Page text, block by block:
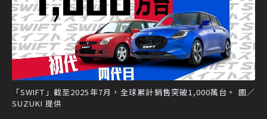
「SWIFT」截至2025年7月，全球累計銷售突破1,000萬台。 圖／
SUZUKI 提供